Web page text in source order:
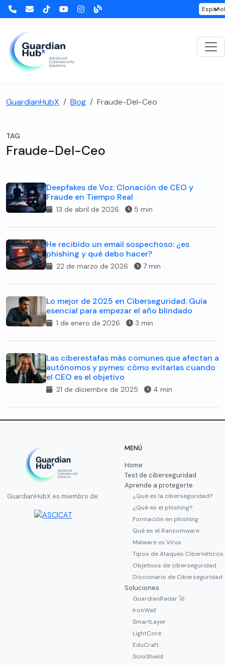
GuardianHubX Blog Fraude-Del-Ceo
TAG
Fraude-Del-Ceo
Deepfakes de Voz: Clonación de CEO y
Fraude en Tiempo Real
13 de abril de 2026 5 min
He recibido un email sospechoso: ¿es
phishing y qué debo hacer?
22 de marzo de 2026 7 min
Lo mejor de 2025 en Ciberseguridad: Guía
esencial para empezar el año blindado
1 de enero de 2026 3 min
Las ciberestafas más comunes que afectan a
autónomos y pymes: cómo evitarlas cuando
el CEO es el objetivo
21 de diciembre de 2025 4 min
GuardianHubX es miembro de:
MENÚ
Home
Test de ciberseguridad
Aprende a protegerte
¿Qué es la ciberseguridad?
¿Qué es el phishing?
Formación en phishing
Qué es el Ransomware
Malware vs Virus
Tipos de Ataques Cibernéticos
Objetivos de ciberseguridad
Diccionario de Ciberseguridad
Soluciones
GuardianRadar 🚀
IronWall
SmartLayer
LightCore
EduCraft
SoloShield